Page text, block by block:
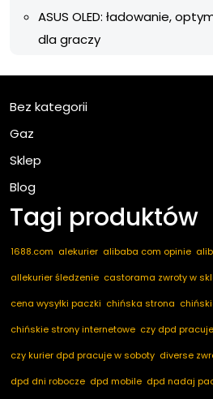
ASUS OLED: ładowanie,
dla graczy
Bez kategorii
Gaz
Sklep
Blog
Tagi produktów
1688.com alekurier alibaba com opinie
allekurier śledzenie castorama zwroty w
cena wysyłki paczki chińska strona
chińskie strony internetowe czy dpd
czy kurier dpd pracuje w soboty diverse
dpd dni robocze dpd mobile dpd nadaj